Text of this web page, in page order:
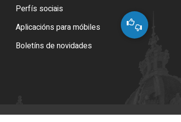
Perfís sociais
Aplicacións para móbiles
Boletíns de novidades